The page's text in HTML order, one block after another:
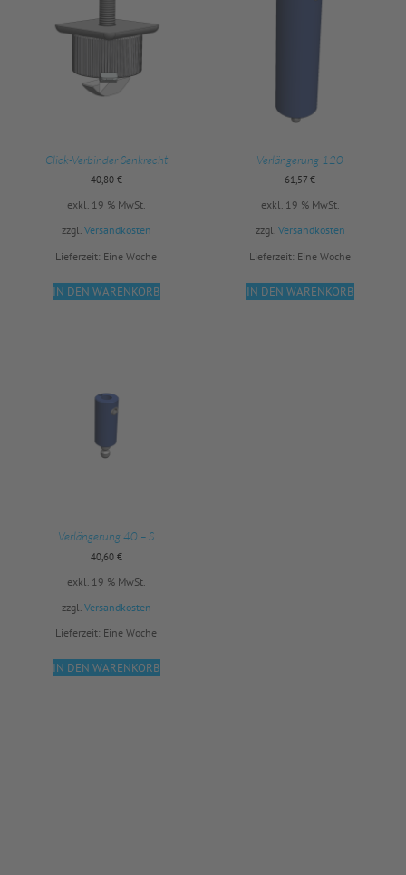
Click-Verbinder Senkrecht
40,80 €
exkl. 19 % MwSt.
zzgl. Versandkosten
Lieferzeit: Eine Woche
IN DEN WARENKORB
Verlängerung 120
61,57 €
exkl. 19 % MwSt.
zzgl. Versandkosten
Lieferzeit: Eine Woche
IN DEN WARENKORB
Verlängerung 40 – S
40,60 €
exkl. 19 % MwSt.
zzgl. Versandkosten
Lieferzeit: Eine Woche
IN DEN WARENKORB